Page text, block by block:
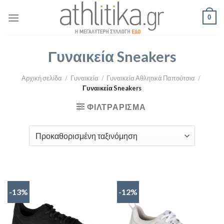
0
Γυναικεία Sneakers
Αρχική σελίδα / Γυναικεία / Γυναικεία Αθλητικά Παπούτσια /
Γυναικεία Sneakers
ΦΙΛΤΡΆΡΙΣΜΑ
-13% -12%